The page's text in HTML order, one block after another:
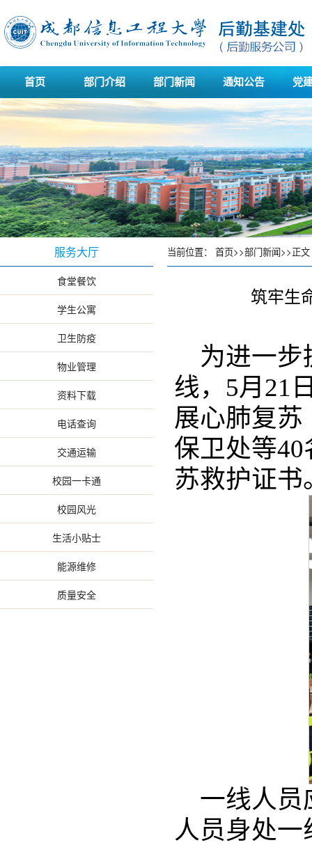
首页 部门介绍 部门新闻 通知公告 党
服务大厅
食堂餐饮
学生公寓
卫生防疫
物业管理
资料下载
电话查询
交通运输
校园一卡通
校园风光
生活小贴士
能源维修
质量安全
当前位置： 首页>>部门新闻>>正文
筑牢生
为进一
线，5月21
展心肺复苏
保卫处等
苏救护证书
一线人员
人员身处